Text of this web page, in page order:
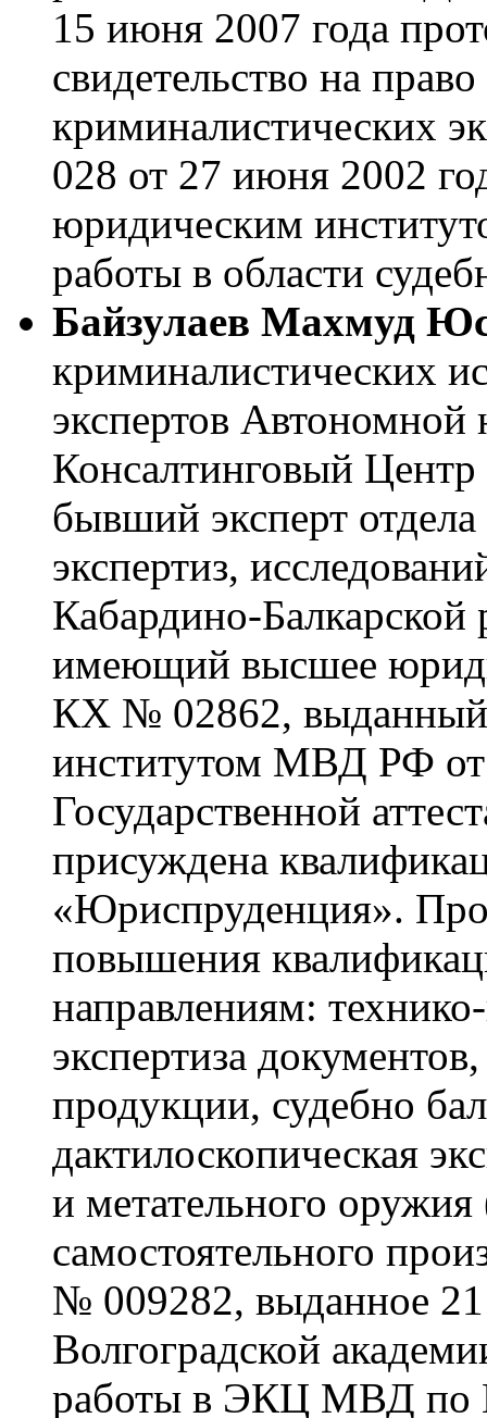
15 июня 2007 года
свидетельство на
криминалистических
028 от 27 июня 2002
юридическим
работы в области
Байзулаев Махмуд
криминалистических
экспертов Автономной
Консалтинговый Центр
бывший эксперт
экспертиз,
Кабардино-Балкарской
имеющий высшее
КХ № 02862, выданный
институтом МВД РФ
Государственной
присуждена
«Юриспруденция».
повышения
направлениям:
экспертиза
продукции, судебно
дактилоскопическая
и метательного оружия
самостоятельного
№ 009282, выданное
Волгоградской
работы в ЭКЦ МВД по